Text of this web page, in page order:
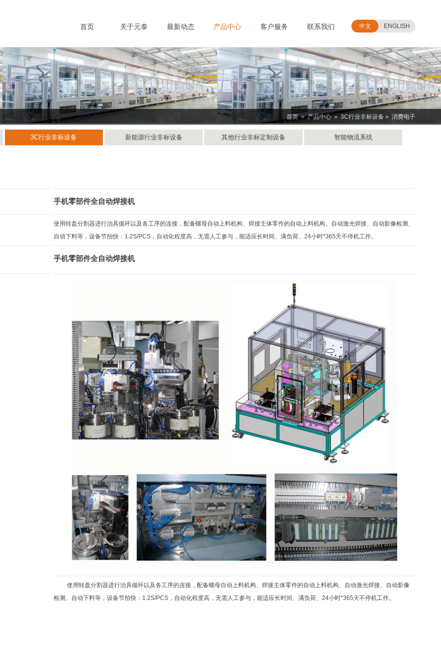
中文 ENGLISH
首页 关于元泰 最新动态 产品中心 客户服务 联系我们
首页»产品中心 » 3C行业非标设备 » 消费电子
3C行业非标设备 新能源行业非标设备 其他行业非标定制设备 智能物流系统
手机零部件全自动焊接机
使用转盘分割器进行治具循环以及各工序的连接，配备螺母自动上料机构、焊接主体零件的自动上料机构、自动激光焊接、自动影像检测、
自动下料等，设备节拍快：1.2S/PCS，自动化程度高，无需人工参与，能适应长时间、满负荷、24小时*365天不停机工作。
手机零部件全自动焊接机
使用转盘分割器进行治具循环以及各工序的连接，配备螺母自动上料机构、焊接主体零件的自动上料机构、自动激光焊接、自动影像
检测、自动下料等，设备节拍快：1.2S/PCS，自动化程度高，无需人工参与，能适应长时间、满负荷、24小时*365天不停机工作。